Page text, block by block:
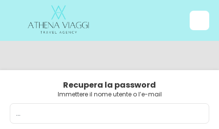
Recupera la password
Immettere il nome utente o l’e-mail